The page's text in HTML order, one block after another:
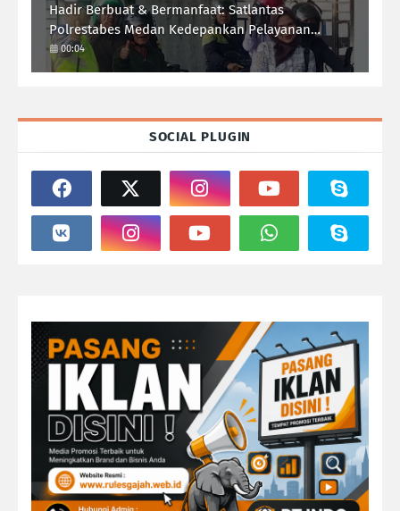
Hadir Berbuat & Bermanfaat: Satlantas
Polrestabes Medan Kedepankan Pelayanan
Humanis Demi Lalu Lintas Aman Tertib Lancar
00:04
SOCIAL PLUGIN